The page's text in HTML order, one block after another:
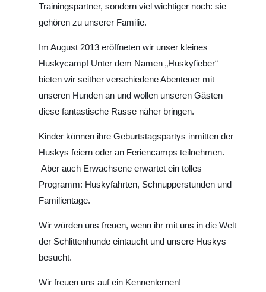
Trainingspartner, sondern viel wichtiger noch: sie
gehören zu unserer Familie.
Im August 2013 eröffneten wir unser kleines
Huskycamp! Unter dem Namen „Huskyfieber“
bieten wir seither verschiedene Abenteuer mit
unseren Hunden an und wollen unseren Gästen
diese fantastische Rasse näher bringen.
Kinder können ihre Geburtstagspartys inmitten der
Huskys feiern oder an Feriencamps teilnehmen.
Aber auch Erwachsene erwartet ein tolles
Programm: Huskyfahrten, Schnupperstunden und
Familientage.
Wir würden uns freuen, wenn ihr mit uns in die Welt
der Schlittenhunde eintaucht und unsere Huskys
besucht.
Wir freuen uns auf ein Kennenlernen!